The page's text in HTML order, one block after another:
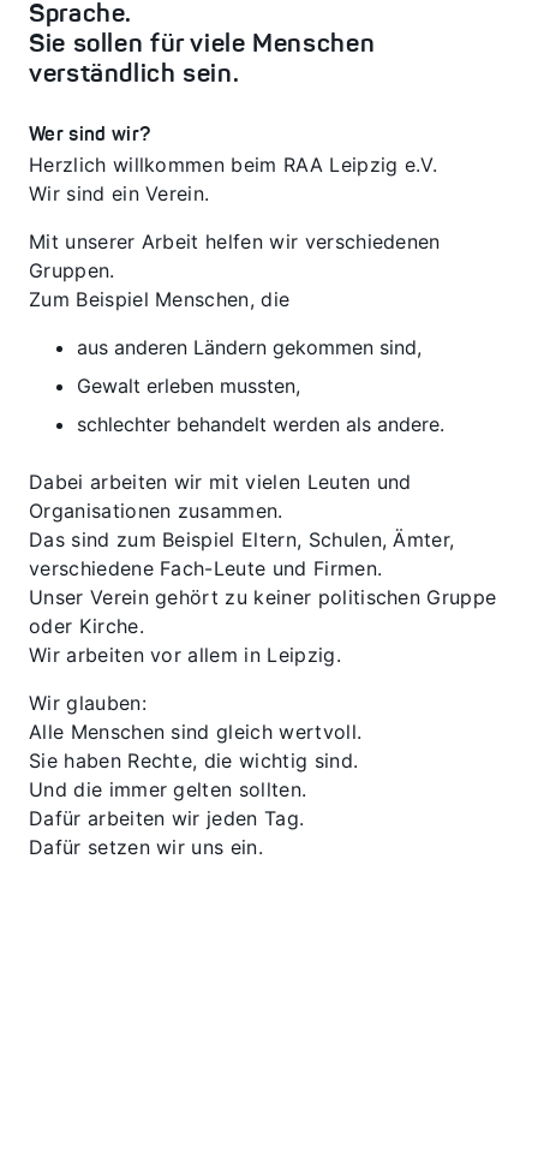
Sprache.
Sie sollen für viele Menschen
verständlich sein.
Wer sind wir?
Herzlich willkommen beim RAA Leipzig e.V.
Wir sind ein Verein.
Mit unserer Arbeit helfen wir verschiedenen
Gruppen.
Zum Beispiel Menschen, die
aus anderen Ländern gekommen sind,
Gewalt erleben mussten,
schlechter behandelt werden als andere.
Dabei arbeiten wir mit vielen Leuten und
Organisationen zusammen.
Das sind zum Beispiel Eltern, Schulen, Ämter,
verschiedene Fach-Leute und Firmen.
Unser Verein gehört zu keiner politischen Gruppe
oder Kirche.
Wir arbeiten vor allem in Leipzig.
Wir glauben:
Alle Menschen sind gleich wertvoll.
Sie haben Rechte, die wichtig sind.
Und die immer gelten sollten.
Dafür arbeiten wir jeden Tag.
Dafür setzen wir uns ein.